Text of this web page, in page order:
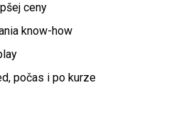
ceny
know-how
počas i po kurze